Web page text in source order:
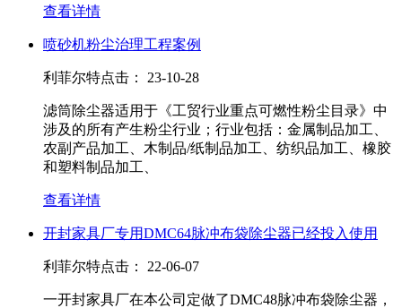
查看详情
喷砂机粉尘治理工程案例
利菲尔特点击： 23-10-28
滤筒除尘器适用于《工贸行业重点可燃性粉尘目录》中
涉及的所有产生粉尘行业；行业包括：金属制品加工、
农副产品加工、木制品/纸制品加工、纺织品加工、橡胶
和塑料制品加工、
查看详情
开封家具厂专用DMC64脉冲布袋除尘器已经投入使用
利菲尔特点击： 22-06-07
一开封家具厂在本公司定做了DMC48脉冲布袋除尘器，